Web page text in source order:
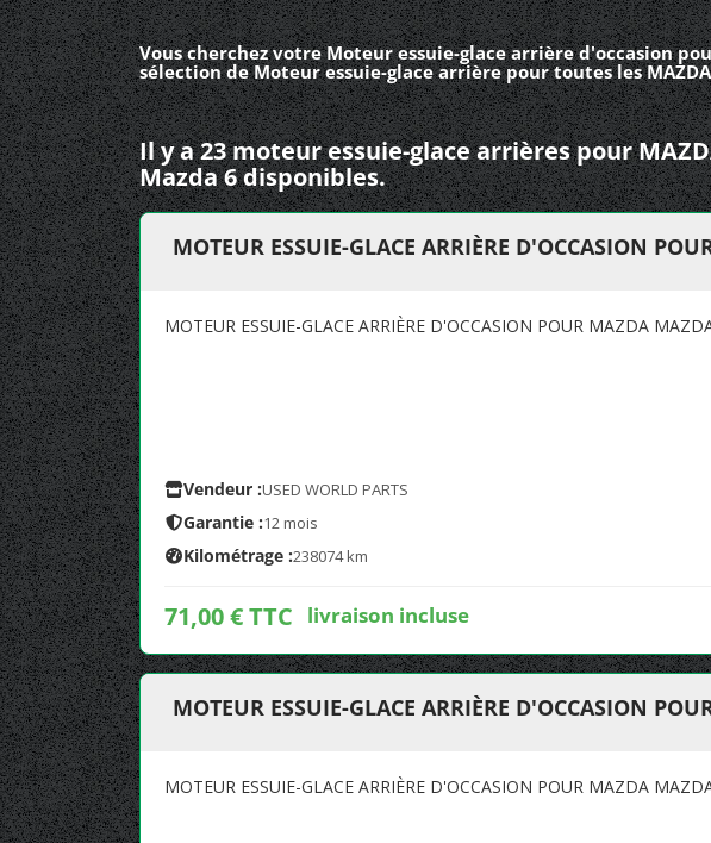
Vous cherchez votre Moteur essuie-glace arrière d'occasion
sélection de Moteur essuie-glace arrière pour toutes les
Il y a 23 moteur essuie-glace arrières pour
Mazda 6 disponibles.
MOTEUR ESSUIE-GLACE ARRIÈRE D'OCCASION
MOTEUR ESSUIE-GLACE ARRIÈRE D'OCCASION POUR MAZDA
Vendeur :USED WORLD PARTS
Garantie :12 mois
Kilométrage :238074 km
71,00 € TTC livraison incluse
MOTEUR ESSUIE-GLACE ARRIÈRE D'OCCASION
MOTEUR ESSUIE-GLACE ARRIÈRE D'OCCASION POUR MAZDA